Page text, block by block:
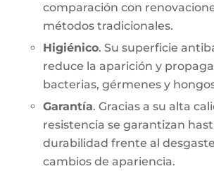
comparación con
métodos tradicionales.
Higiénico. Su superficie
reduce la aparición y
bacterias, gérmenes y
Garantía. Gracias a su alta
resistencia se garantizan
durabilidad frente al
cambios de apariencia.